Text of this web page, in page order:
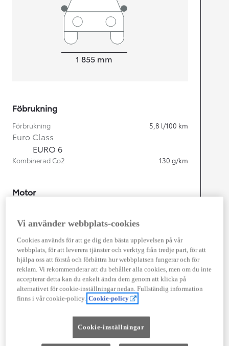
1 855 mm
Föbrukning
Förbrukning 5,8 l/100 km
Euro Class
EURO 6
Kombinerad Co2 130 g/km
Motor
Kapacitet
Effekt
163
Prestanda
Topphastighet 180km/h
Acceleration 0-100km/h
8,1sekunder
Vi använder webbplats-cookies
Cookies används för att ge dig den bästa upplevelsen på vår
webbplats, för att leverera tjänster och verktyg från tredje part, för att
hjälpa oss att förstå och förbättra hur webbplatsen fungerar och för
reklam. Vi rekommenderar att du behåller alla cookies, men om du inte
accepterar detta kan du enkelt ändra dem genom att klicka på
alternativet för cookie-inställningar nedan. Fullständig information
finns i vår cookie-policy. Cookie-policy
Cookie-inställningar